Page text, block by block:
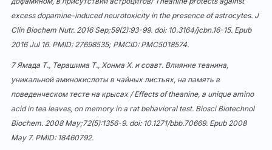
excess dopamine-induced neurotoxicity in the presence of astrocytes. J
Clin Biochem Nutr. 2016 Sep;59(2):93-99. doi: 10.3164/jcbn.16-15. Epub
2016 Jul 16. PMID: 27698535; PMCID: PMC5018574.
7 Ямада Т., Терашима Т., Хонма Х. и соавт. Влияние теанина,
уникальной аминокислоты в чайных листьях, на память в
поведенческом тесте на крысах / Effects of theanine, a unique amino
acid in tea leaves, on memory in a rat behavioral test. Biosci Biotechnol
Biochem. 2008 May;72(5):1356-9. doi: 10.1271/bbb.70669. Epub 2008
May 7. PMID: 18460792.